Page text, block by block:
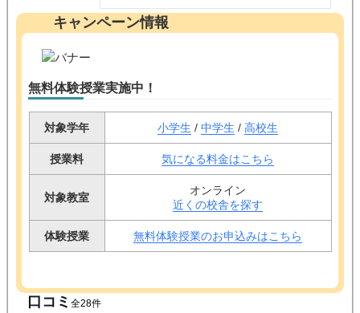
キャンペーン情報
無料体験授業実施中！
対象学年 小学生 / 中学生 / 高校生
授業料 気になる料金はこちら
対象教室
オンライン
近くの校舎を探す
体験授業 無料体験授業のお申込みはこちら
口コミ 全28件